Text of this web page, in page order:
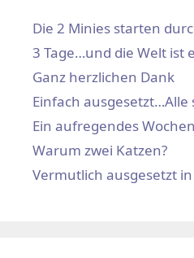
Die 2 Minies starten
3 Tage…und die Welt ist
Ganz herzlichen Dank
Einfach
Ein aufregendes
Warum zwei Katzen?
Vermutlich ausgesetzt